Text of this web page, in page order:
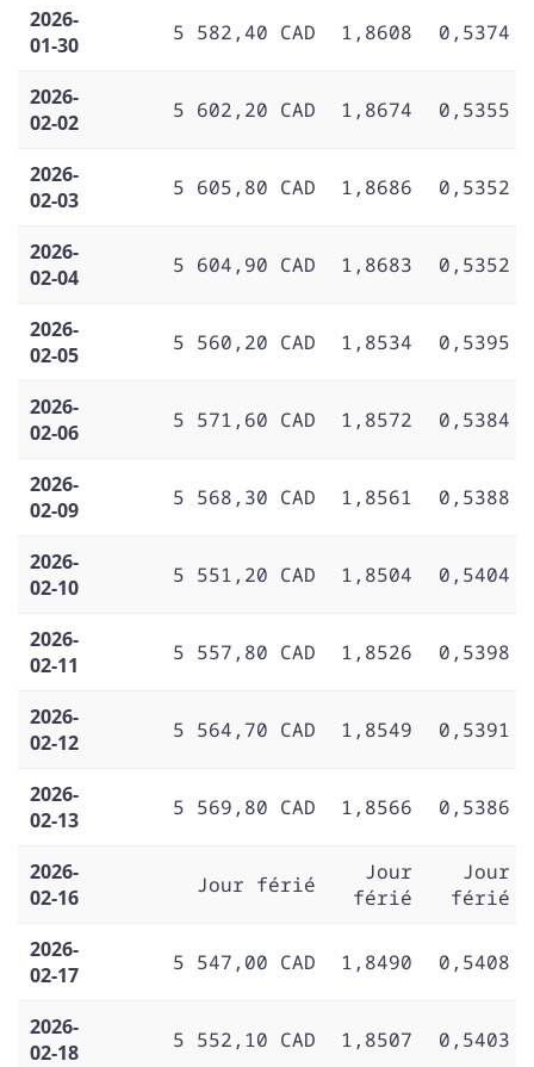
2026-
01-30
5 582,40 CAD 1,8608 0,5374
2026-
02-02
5 602,20 CAD 1,8674 0,5355
2026-
02-03
5 605,80 CAD 1,8686 0,5352
2026-
02-04
5 604,90 CAD 1,8683 0,5352
2026-
02-05
5 560,20 CAD 1,8534 0,5395
2026-
02-06
5 571,60 CAD 1,8572 0,5384
2026-
02-09
5 568,30 CAD 1,8561 0,5388
2026-
02-10
5 551,20 CAD 1,8504 0,5404
2026-
02-11
5 557,80 CAD 1,8526 0,5398
2026-
02-12
5 564,70 CAD 1,8549 0,5391
2026-
02-13
5 569,80 CAD 1,8566 0,5386
2026-
02-16
Jour férié
Jour
férié
Jour
férié
2026-
02-17
5 547,00 CAD 1,8490 0,5408
2026-
02-18
5 552,10 CAD 1,8507 0,5403